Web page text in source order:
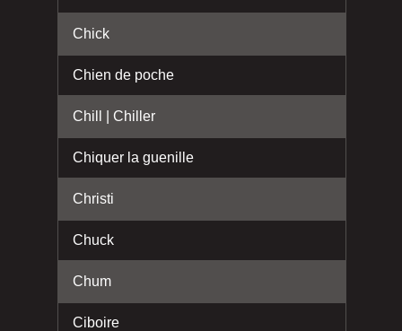
Chick
Chien de poche
Chill | Chiller
Chiquer la guenille
Christi
Chuck
Chum
Ciboire